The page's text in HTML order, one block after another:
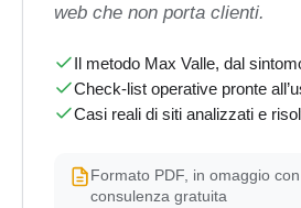
web che non porta clienti.
Il metodo Max Valle, dal
Check-list operative pronte
Casi reali di siti analizzati e
Formato PDF, in omaggio con
consulenza gratuita